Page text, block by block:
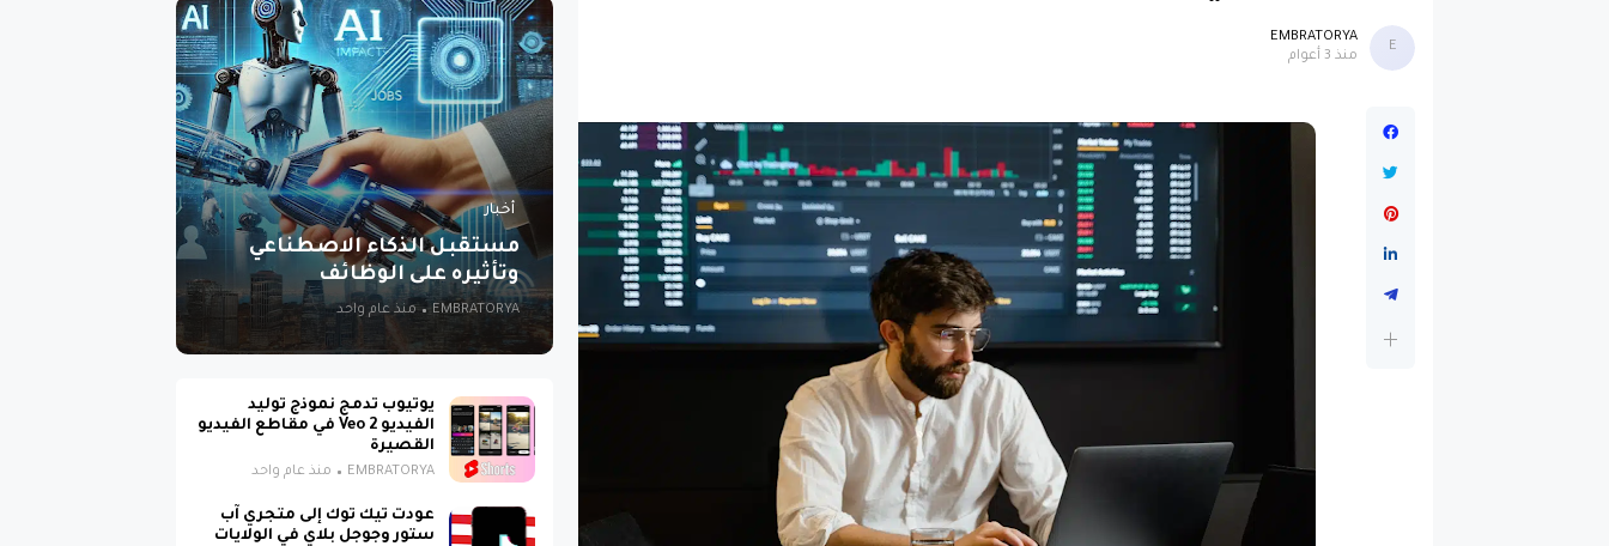
E
EMBRATORYA
منذ 3 أعوام
أخبار
مستقبل الذكاء الاصطناعي
وتأثيره على الوظائف
EMBRATORYA منذ عام واحد
يوتيوب تدمج نموذج توليد
الفيديو Veo 2 في مقاطع الفيديو
القصيرة
EMBRATORYA منذ عام واحد
عودت تيك توك إلى متجري آب
ستور وجوجل بلاي في الولايات